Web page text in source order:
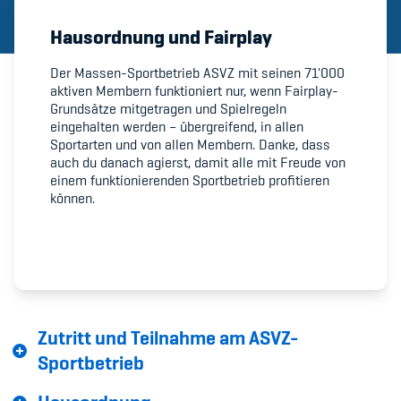
Member's Manual / FAQ
Fairplay
Teilnahmeberechtigung
Blog
Diversität & Inklusion
Infomails
Hausordnung und Fairplay
Der Massen-Sportbetrieb ASVZ mit seinen 71'000
aktiven Membern funktioniert nur, wenn Fairplay-
Grundsätze mitgetragen und Spielregeln
eingehalten werden – übergreifend, in allen
Sportarten und von allen Membern. Danke, dass
auch du danach agierst, damit alle mit Freude von
einem funktionierenden Sportbetrieb profitieren
können.
Zutritt und Teilnahme am ASVZ-
Sportbetrieb